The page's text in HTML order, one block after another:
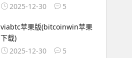
2025-12-30
5
viabtc苹果版(bitcoinwin苹果
下载)
2025-12-30
5